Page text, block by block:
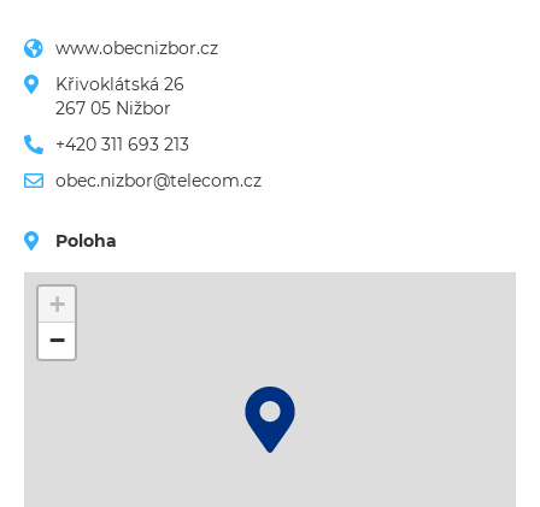
www.obecnizbor.cz
Křivoklátská 26
267 05 Nižbor
+420 311 693 213
obec.nizbor@telecom.cz
Poloha
+
−